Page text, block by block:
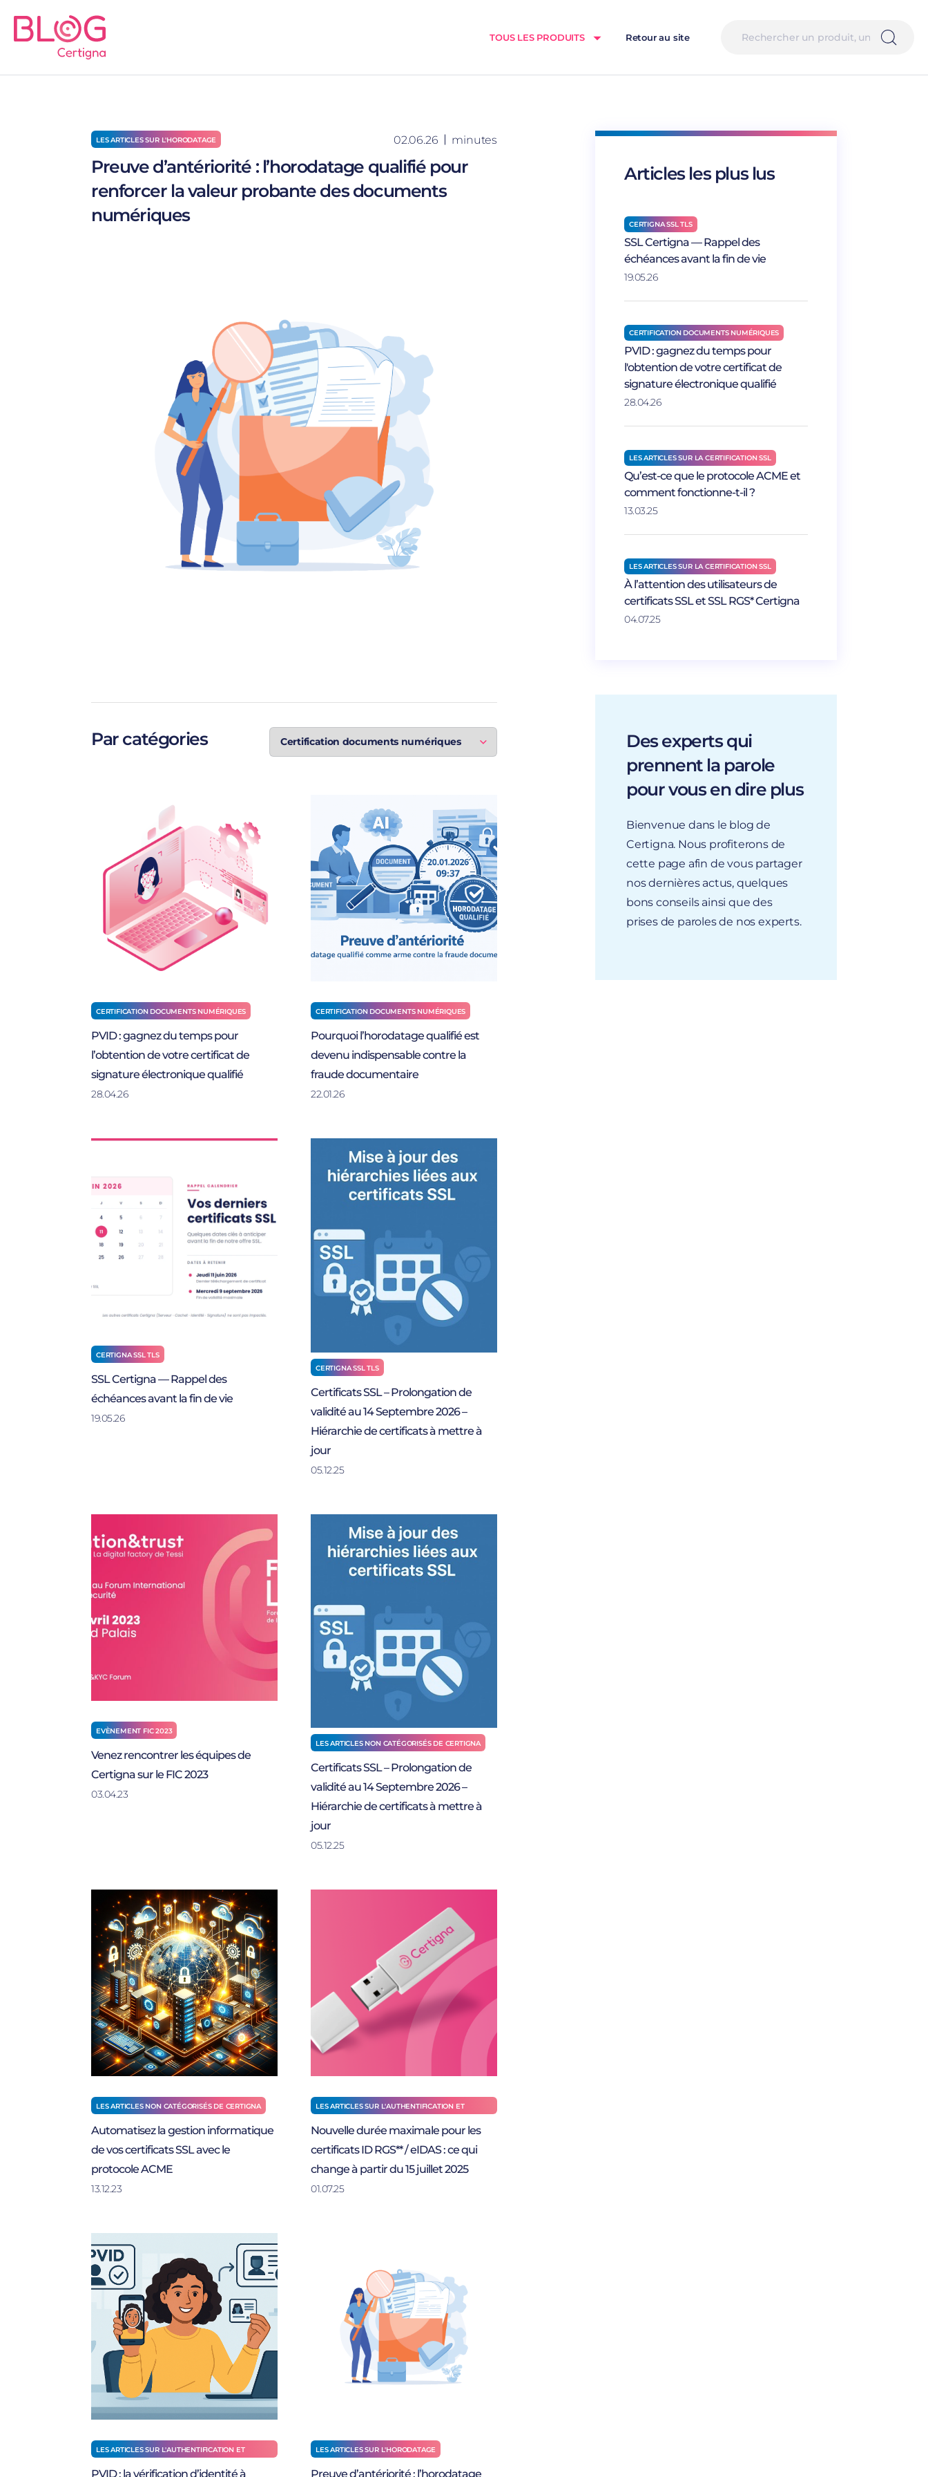
TOUS LES PRODUITS Retour au site
LES ARTICLES SUR L'HORODATAGE 02.06.26 minutes
Preuve d’antériorité : l’horodatage qualifié pour
renforcer la valeur probante des documents
numériques
Par catégories
CERTIFICATION DOCUMENTS NUMÉRIQUES
PVID : gagnez du temps pour
l’obtention de votre certificat de
signature électronique qualifié
28.04.26
CERTIFICATION DOCUMENTS NUMÉRIQUES
Pourquoi l’horodatage qualifié est
devenu indispensable contre la
fraude documentaire
22.01.26
CERTIGNA SSL TLS
SSL Certigna — Rappel des
échéances avant la fin de vie
19.05.26
CERTIGNA SSL TLS
Certificats SSL – Prolongation de
validité au 14 Septembre 2026 –
Hiérarchie de certificats à mettre à
jour
05.12.25
EVÈNEMENT FIC 2023
Venez rencontrer les équipes de
Certigna sur le FIC 2023
03.04.23
LES ARTICLES NON CATÉGORISÉS DE CERTIGNA
Certificats SSL – Prolongation de
validité au 14 Septembre 2026 –
Hiérarchie de certificats à mettre à
jour
05.12.25
LES ARTICLES NON CATÉGORISÉS DE CERTIGNA
Automatisez la gestion informatique
de vos certificats SSL avec le
protocole ACME
13.12.23
LES ARTICLES SUR L'AUTHENTIFICATION ET
L'IDENTIFICATION
Nouvelle durée maximale pour les
certificats ID RGS** / eIDAS : ce qui
change à partir du 15 juillet 2025
01.07.25
LES ARTICLES SUR L'AUTHENTIFICATION ET
L'IDENTIFICATION
PVID : la vérification d’identité à
LES ARTICLES SUR L'HORODATAGE
Preuve d’antériorité : l’horodatage
Articles les plus lus
CERTIGNA SSL TLS
SSL Certigna — Rappel des
échéances avant la fin de vie
19.05.26
CERTIFICATION DOCUMENTS NUMÉRIQUES
PVID : gagnez du temps pour
l'obtention de votre certificat de
signature électronique qualifié
28.04.26
LES ARTICLES SUR LA CERTIFICATION SSL
Qu’est-ce que le protocole ACME et
comment fonctionne-t-il ?
13.03.25
LES ARTICLES SUR LA CERTIFICATION SSL
À l’attention des utilisateurs de
certificats SSL et SSL RGS* Certigna
04.07.25
Des experts qui
prennent la parole
pour vous en dire plus
Bienvenue dans le blog de
Certigna. Nous profiterons de
cette page afin de vous partager
nos dernières actus, quelques
bons conseils ainsi que des
prises de paroles de nos experts.